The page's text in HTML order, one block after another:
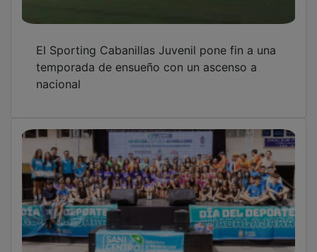
El Sporting Cabanillas Juvenil pone fin a una
temporada de ensueño con un ascenso a
nacional